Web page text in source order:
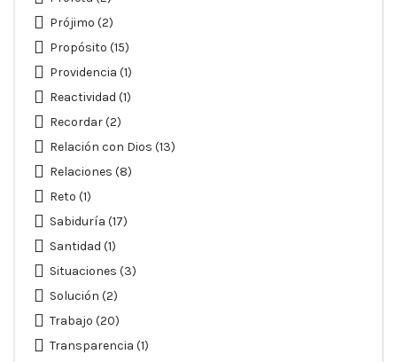
Prójimo (2)
Propósito (15)
Providencia (1)
Reactividad (1)
Recordar(2)
Relación con Dios (13)
Relaciones (8)
Reto (1)
Sabiduría (17)
Santidad (1)
Situaciones (3)
Solución (2)
Trabajo (20)
Transparencia (1)